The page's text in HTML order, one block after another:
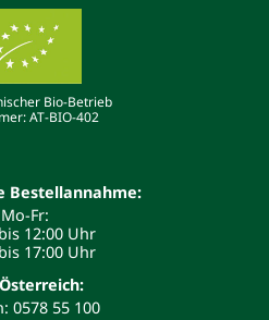
Bio-Betrieb
AT-BIO-402
Bestellannahme:
Mo-Fr:
12:00 Uhr
17:00 Uhr
0578 55 100